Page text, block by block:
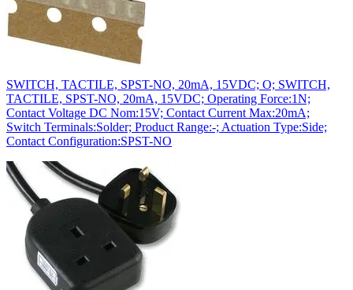
SWITCH, TACTILE, SPST-NO, 20mA, 15VDC; O; SWITCH,
TACTILE, SPST-NO, 20mA, 15VDC; Operating Force:1N;
Contact Voltage DC Nom:15V; Contact Current Max:20mA;
Switch Terminals:Solder; Product Range:-; Actuation Type:Side;
Contact Configuration:SPST-NO